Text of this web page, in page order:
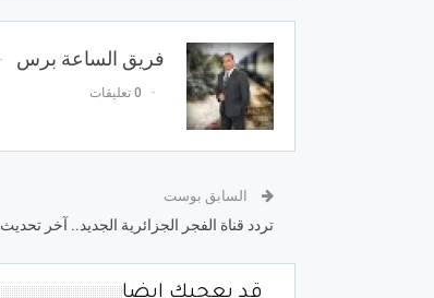
فريق الساعة برس
0 تعليقات
السابق بوست
تردد قناة الفجر الجزائرية الجديد.. آخر تحديث
قد يعجبك ايضا